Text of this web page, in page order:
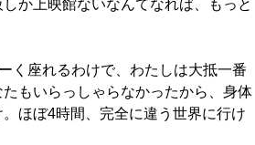
か上映館ないなんてなれば、もっと
く座れるわけで、わたしは大抵一番
もいらっしゃらなかったから、身体
ほぼ4時間、完全に違う世界に行け